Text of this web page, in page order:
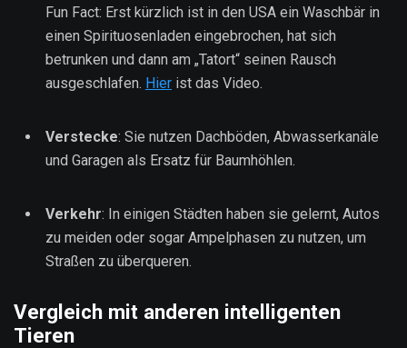
Fun Fact: Erst kürzlich ist in den USA ein Waschbär in
einen Spirituosenladen eingebrochen, hat sich
betrunken und dann am „Tatort“ seinen Rausch
ausgeschlafen. Hier ist das Video.
Verstecke: Sie nutzen Dachböden, Abwasserkanäle
und Garagen als Ersatz für Baumhöhlen.
Verkehr: In einigen Städten haben sie gelernt, Autos
zu meiden oder sogar Ampelphasen zu nutzen, um
Straßen zu überqueren.
Vergleich mit anderen intelligenten
Tieren